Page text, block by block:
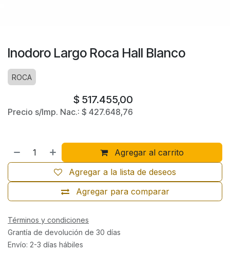
Inodoro Largo Roca Hall Blanco
ROCA
$ 517.455,00
Precio s/Imp. Nac.: $ 427.648,76
Agregar al carrito
Agregar para comparar
Agregar a la lista de deseos
Términos y condiciones
Grantía de devolución de 30 días
Envío: 2-3 días hábiles